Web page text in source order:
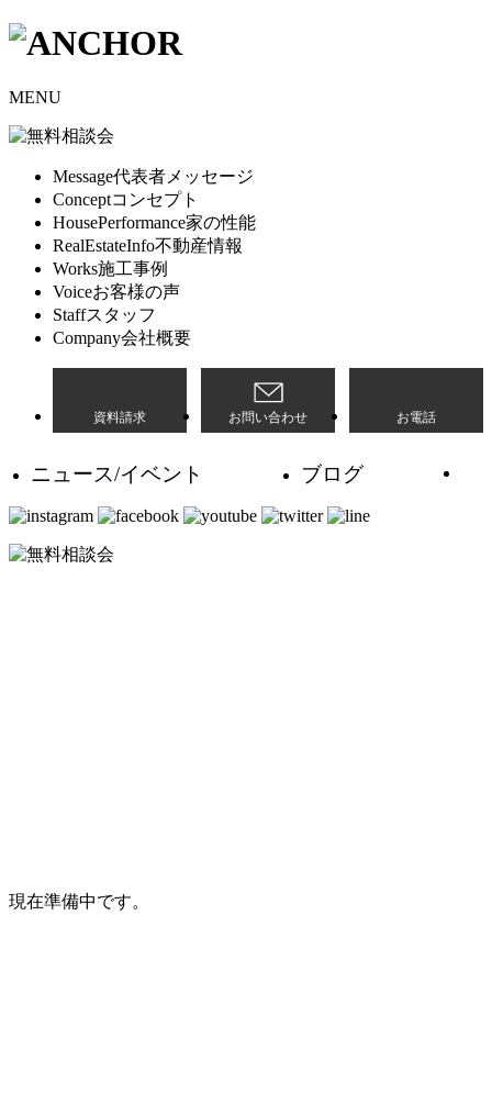
MENU
Message代表者メッセージ
Conceptコンセプト
HousePerformance家の性能
RealEstateInfo不動産情報
Works施工事例
Voiceお客様の声
Staffスタッフ
Company会社概要
資料請求 お問い合わせ お電話
ニュース/イベント ブログ
現在準備中です。